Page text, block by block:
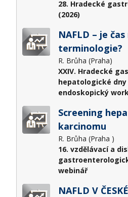
28. Hradecké
(2026)
NAFLD – je
terminologie?
R. Brůha (Praha)
XXIV. Hradecké
hepatologické dny
endoskopický
Screening
karcinomu
R. Brůha (Praha )
16. vzdělávací a
webinář
NAFLD V